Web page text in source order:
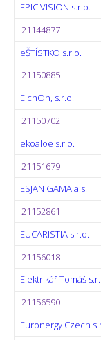
EPIC VISION s.r.o.
21144877
eŠTÍSTKO s.r.o.
21150885
EichOn, s.r.o.
21150702
ekoaloe s.r.o.
21151679
ESJAN GAMA a.s.
21152861
EUCARISTIA s.r.o.
21156018
Elektrikář Tomáš
21156590
Euronergy Czech